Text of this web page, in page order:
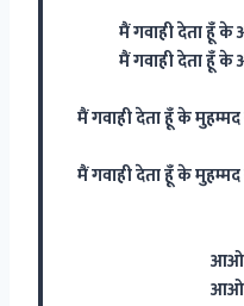
मैं गवाही देता हूँ के
मैं गवाही देता हूँ के
मैं गवाही देता हूँ के
मैं गवाही देता हूँ के
आओ